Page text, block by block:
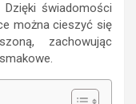
świadomości
można cieszyć się
zachowując